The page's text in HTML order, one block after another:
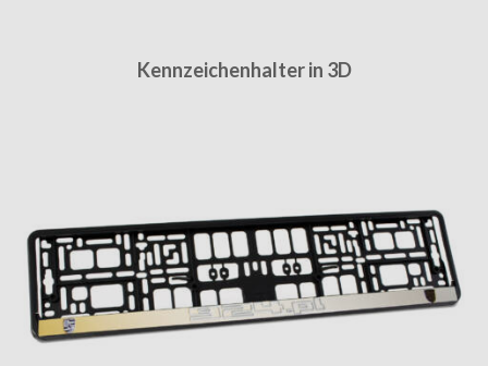
Kennzeichenhalter in 3D